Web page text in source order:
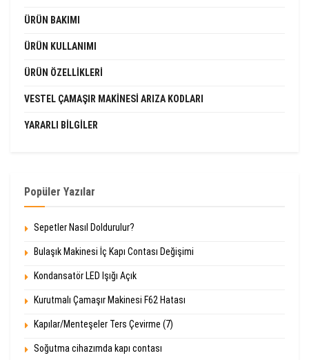
ÜRÜN BAKIMI
ÜRÜN KULLANIMI
ÜRÜN ÖZELLIKLERI
VESTEL ÇAMAŞIR MAKINESI ARIZA KODLARI
YARARLI BILGILER
Popüler Yazılar
Sepetler Nasıl Doldurulur?
Bulaşık Makinesi İç Kapı Contası Değişimi
Kondansatör LED Işığı Açık
Kurutmalı Çamaşır Makinesi F62 Hatası
Kapılar/Menteşeler Ters Çevirme (7)
Soğutma cihazımda kapı contası